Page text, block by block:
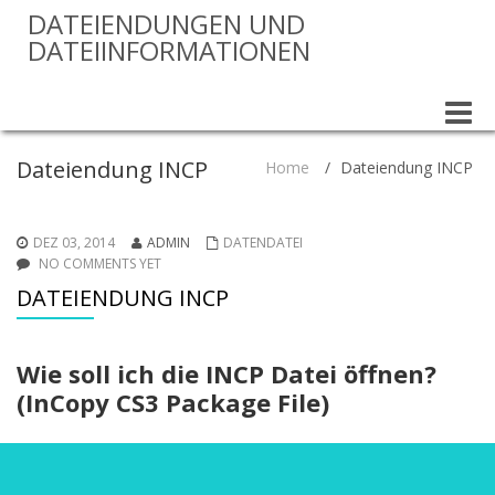
DATEIENDUNGEN UND
DATEIINFORMATIONEN
Toggle
Dateiendung INCP Home / Dateiendung INCP
DEZ 03, 2014 ADMIN
DATENDATEI
NO COMMENTS YET
DATEIENDUNG INCP
Wie soll ich die INCP Datei öffnen?
(InCopy CS3 Package File)